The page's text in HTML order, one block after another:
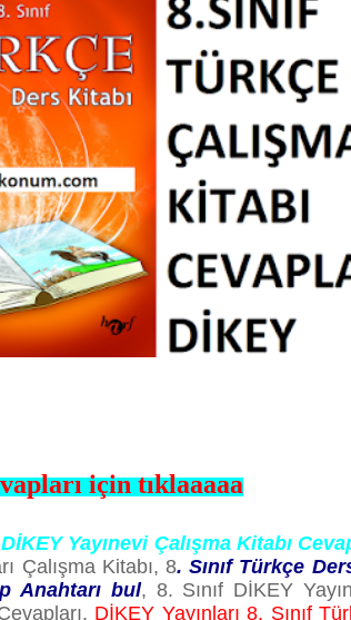
için tıklaaaaa
Yayınevi Çalışma Kitabı
Çalışma Kitabı, 8. Sınıf Türkçe
Anahtarı bul, 8. Sınıf DİKEY
DİKEY Yayınları 8. Sınıf